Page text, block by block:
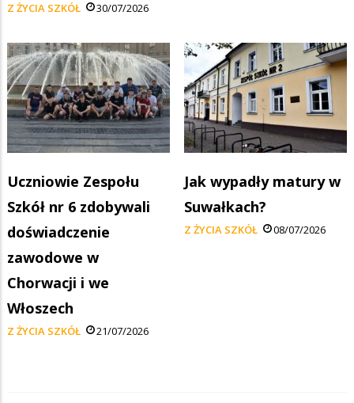
Z ŻYCIA SZKÓŁ 30/07/2026
Uczniowie Zespołu
Szkół nr 6 zdobywali
doświadczenie
zawodowe w
Chorwacji i we
Włoszech
Z ŻYCIA SZKÓŁ 21/07/2026
Jak wypadły matury w
Suwałkach?
Z ŻYCIA SZKÓŁ 08/07/2026